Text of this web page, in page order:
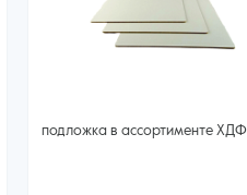
подложка в ассортименте ХДФ